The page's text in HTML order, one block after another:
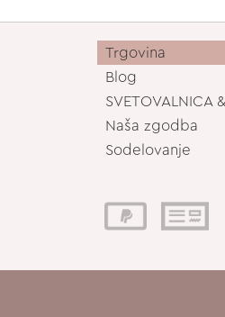
Trgovina
Blog
SVETOVALNICA
Naša zgodba
Sodelovanje